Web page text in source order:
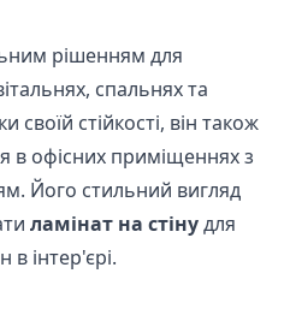
рішенням для
спальнях та
своїй стійкості, він також
в офісних приміщеннях з
Його стильний вигляд
ламінат на стінудля
в інтер'єрі.